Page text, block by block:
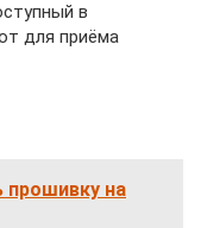
в
для приёма
прошивку на